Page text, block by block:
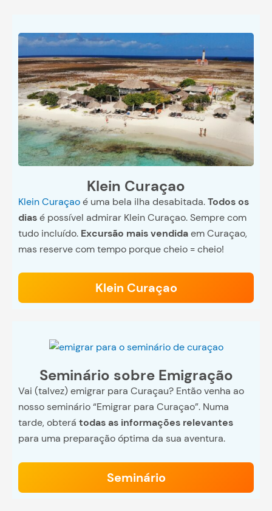
Klein Curaçao
Klein Curaçaoé uma bela ilha desabitada.Todos os
diasé possível admirar Klein Curaçao. Sempre com
tudo incluído. Excursão mais vendidaem Curaçao,
mas reserve com tempo porque cheio = cheio!
Klein Curaçao
Seminário sobre Emigração
Vai (talvez) emigrar para Curaçau? Então venha ao
nosso seminário “Emigrar para Curaçao”. Numa
tarde, obterá todas as informações relevantes
para uma preparação óptima da sua aventura.
Seminário